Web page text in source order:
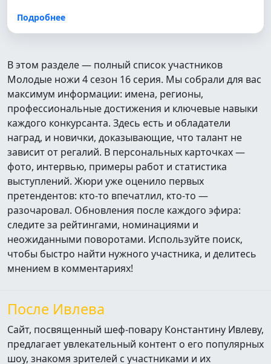
Подробнее
В этом разделе — полный список участников
Молодые ножи 4 сезон 16 серия. Мы собрали для вас
максимум информации: имена, регионы,
профессиональные достижения и ключевые навыки
каждого конкурсанта. Здесь есть и обладатели
наград, и новички, доказывающие, что талант не
зависит от регалий. В персональных карточках —
фото, интервью, примеры работ и статистика
выступлений. Жюри уже оценило первых
претендентов: кто‑то впечатлил, кто‑то —
разочаровал. Обновления после каждого эфира:
следите за рейтингами, номинациями и
неожиданными поворотами. Используйте поиск,
чтобы быстро найти нужного участника, и делитесь
мнением в комментариях!
После Ивлева
Сайт, посвященный шеф-повару Константину Ивлеву,
предлагает увлекательный контент о его популярных
шоу, знакомя зрителей с участниками и их